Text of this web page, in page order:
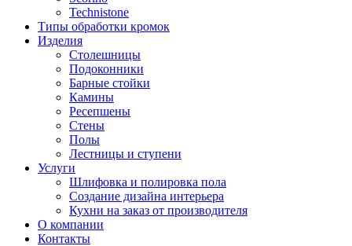
Technistone
Типы обработки кромок
Изделия
Столешницы
Подоконники
Барные стойки
Камины
Ресепшены
Стены
Полы
Лестницы и ступени
Услуги
Шлифовка и полировка пола
Создание дизайна интерьера
Кухни на заказ от производителя
О компании
Контакты